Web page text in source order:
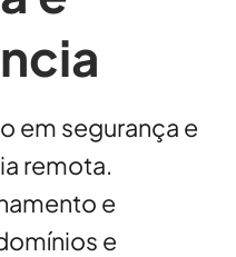
em segurança e
remota.
e
e